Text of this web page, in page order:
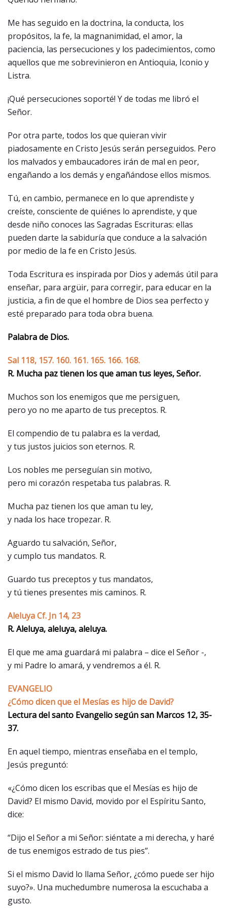
Me has seguido en la doctrina, la conducta, los
propósitos, la fe, la magnanimidad, el amor, la
paciencia, las persecuciones y los padecimientos, como
aquellos que me sobrevinieron en Antioquia, Iconio y
Listra.
¡Qué persecuciones soporté! Y de todas me libró el
Señor.
Por otra parte, todos los que quieran vivir
piadosamente en Cristo Jesús serán perseguidos. Pero
los malvados y embaucadores irán de mal en peor,
engañando a los demás y engañándose ellos mismos.
Tú, en cambio, permanece en lo que aprendiste y
creíste, consciente de quiénes lo aprendiste, y que
desde niño conoces las Sagradas Escrituras: ellas
pueden darte la sabiduría que conduce a la salvación
por medio de la fe en Cristo Jesús.
Toda Escritura es inspirada por Dios y además útil para
enseñar, para argüir, para corregir, para educar en la
justicia, a fin de que el hombre de Dios sea perfecto y
esté preparado para toda obra buena.
Palabra de Dios.
Sal 118, 157. 160. 161. 165. 166. 168.
R. Mucha paz tienen los que aman tus leyes, Señor.
Muchos son los enemigos que me persiguen,
pero yo no me aparto de tus preceptos. R.
El compendio de tu palabra es la verdad,
y tus justos juicios son eternos. R.
Los nobles me perseguían sin motivo,
pero mi corazón respetaba tus palabras. R.
Mucha paz tienen los que aman tu ley,
y nada los hace tropezar. R.
Aguardo tu salvación, Señor,
y cumplo tus mandatos. R.
Guardo tus preceptos y tus mandatos,
y tú tienes presentes mis caminos. R.
Aleluya Cf. Jn 14, 23
R. Aleluya, aleluya, aleluya.
El que me ama guardará mi palabra – dice el Señor -,
y mi Padre lo amará, y vendremos a él. R.
EVANGELIO
¿Cómo dicen que el Mesías es hijo de David?
Lectura del santo Evangelio según san Marcos 12, 35-
37.
En aquel tiempo, mientras enseñaba en el templo,
Jesús preguntó:
«¿Cómo dicen los escribas que el Mesías es hijo de
David? El mismo David, movido por el Espíritu Santo,
dice:
“Dijo el Señor a mi Señor: siéntate a mi derecha, y haré
de tus enemigos estrado de tus pies”.
Si el mismo David lo llama Señor, ¿cómo puede ser hijo
suyo?». Una muchedumbre numerosa la escuchaba a
gusto.